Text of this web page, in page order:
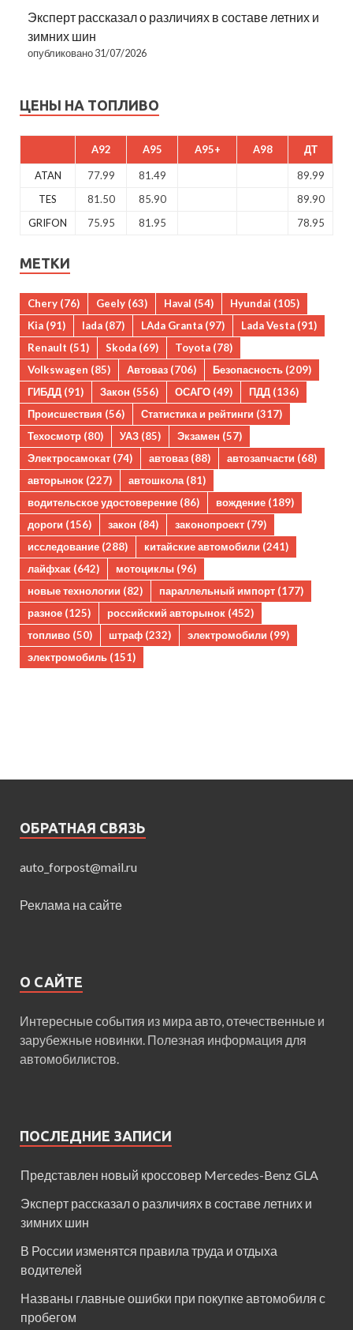
Эксперт рассказал о различиях в составе летних и
зимних шин
опубликовано 31/07/2026
ЦЕНЫ НА ТОПЛИВО
A92 A95 A95+ A98 ДТ
ATAN 77.99 81.49
89.99
TES
81.50 85.90
89.90
GRIFON
75.95 81.95 78.95
МЕТКИ
Chery (76) Geely (63) Haval (54) Hyundai (105)
Kia (91) lada (87) LAda Granta (97) Lada Vesta (91)
Renault (51) Skoda (69) Toyota (78)
Volkswagen (85) Автоваз (706) Безопасность (209)
ГИБДД (91) Закон (556) ОСАГО (49) ПДД (136)
Происшествия (56) Статистика и рейтинги (317)
Техосмотр (80) УАЗ (85) Экзамен (57)
Электросамокат (74) автоваз (88) автозапчасти (68)
авторынок (227) автошкола(81)
водительское удостоверение (86) вождение (189)
дороги (156) закон (84) законопроект (79)
исследование (288) китайские автомобили (241)
лайфхак (642) мотоциклы (96)
новые технологии (82) параллельный импорт (177)
разное (125) российский авторынок (452)
топливо (50) штраф (232) электромобили (99)
электромобиль (151)
ОБРАТНАЯ СВЯЗЬ
auto_forpost@mail.ru
Реклама на сайте
О САЙТЕ
Интересные события из мира авто, отечественные и
зарубежные новинки. Полезная информация для
автомобилистов.
ПОСЛЕДНИЕ ЗАПИСИ
Представлен новый кроссовер Mercedes-Benz GLA
Эксперт рассказал о различиях в составе летних и
зимних шин
В России изменятся правила труда и отдыха
водителей
Названы главные ошибки при покупке автомобиля с
пробегом